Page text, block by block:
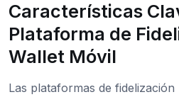
Características
Plataforma de
Wallet Móvil
Las plataformas de